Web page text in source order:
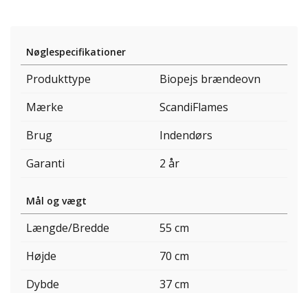
Nøglespecifikationer
Produkttype
Biopejs brændeovn
Mærke
ScandiFlames
Brug
Indendørs
Garanti
2 år
Mål og vægt
Længde/Bredde
55 cm
Højde
70 cm
Dybde
37 cm